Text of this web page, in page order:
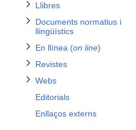
Llibres
Documents normatius i
llingüístics
En llínea (on line)
Revistes
Alternar subsecció Revistes
Webs
Alternar subsecció Webs
Editorials
Enllaços externs